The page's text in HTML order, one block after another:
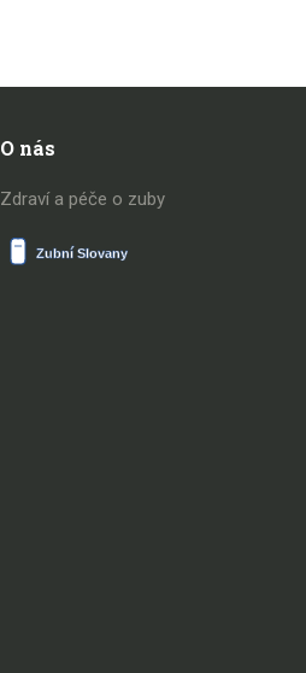
O nás
Zdraví a péče o zuby